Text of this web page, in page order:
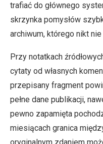
trafiać do głównego
skrzynka pomysłów
archiwum, którego nikt
Przy notatkach
cytaty od własnych
przepisany fragment
pełne dane publikacji,
pewno zapamięta
miesiącach granica